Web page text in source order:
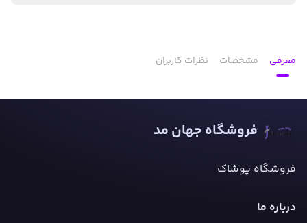
معرفی مشخصات نظرات کاربران
فروشگاه جهان مد
فروشگاه پوشاک
درباره ما